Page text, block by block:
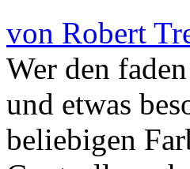
von Robert
Wer den
und etwas
beliebigen